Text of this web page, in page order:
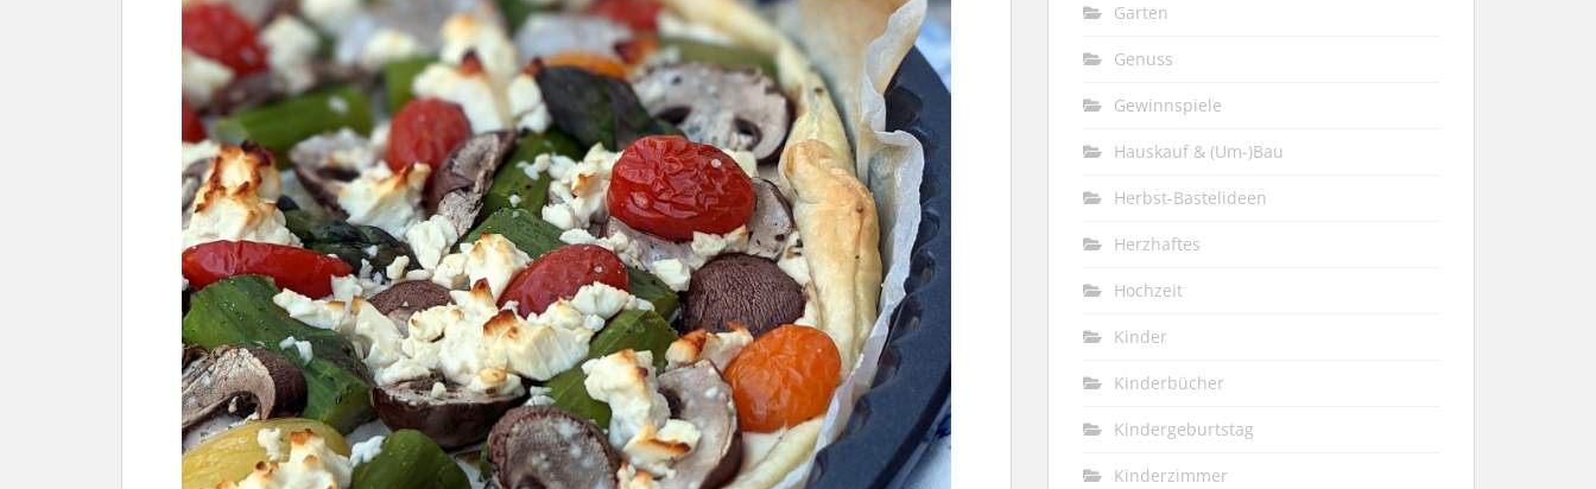
Garten
Genuss
Gewinnspiele
Hauskauf & (Um-)Bau
Herbst-Bastelideen
Herzhaftes
Hochzeit
Kinder
Kinderbücher
Kindergeburtstag
Kinderzimmer